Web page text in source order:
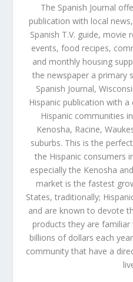
The Spanish Journal
publication with local
Spanish T.V. guide,
events, food recipes,
and monthly housing
the newspaper a primary
Spanish Journal,
Hispanic publication with
Hispanic communities
Kenosha, Racine,
suburbs. This is the
the Hispanic consumers
especially the Kenosha
market is the fastest
States, traditionally;
and are known to devote
products they are
billions of dollars each
community that have a